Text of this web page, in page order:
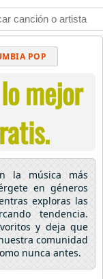
POP
CRISTIANA
ALTERNATIVO
mejor
la música más
en géneros
exploras las
tendencia.
y deja que
comunidad
nunca antes.